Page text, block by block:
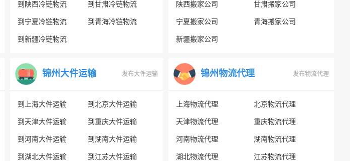
到陕西冷链物流 到甘肃冷链物流
到宁夏冷链物流 到青海冷链物流
到新疆冷链物流
锦州大件运输 发布大件运输
到上海大件运输 到北京大件运输
到天津大件运输 到重庆大件运输
到河南大件运输 到湖南大件运输
到湖北大件运输 到江苏大件运输
陕西搬家公司 甘肃搬家公司
宁夏搬家公司 青海搬家公司
新疆搬家公司
锦州物流代理 发布物流代理
上海物流代理 北京物流代理
天津物流代理 重庆物流代理
河南物流代理 湖南物流代理
湖北物流代理 江苏物流代理